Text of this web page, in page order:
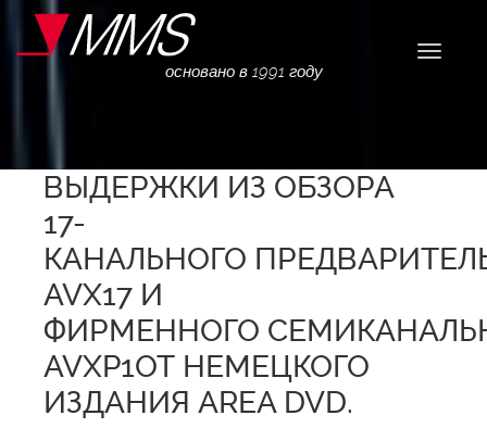
основано в 1991 году
ВЫДЕРЖКИ ИЗ ОБЗОРА
17-
КАНАЛЬНОГО
AVX17 И
ФИРМЕННОГО
AVXP1ОТ НЕМЕЦКОГО
ИЗДАНИЯ AREA DVD.